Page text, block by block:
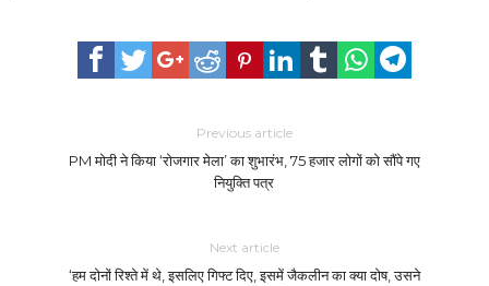
Previous article
PM मोदी ने किया ‘रोजगार मेला’ का शुभारंभ, 75 हजार लोगों को सौंपे गए
नियुक्ति पत्र
Next article
‘हम दोनों रिश्ते में थे, इसलिए गिफ्ट दिए, इसमें जैकलीन का क्या दोष, उसने